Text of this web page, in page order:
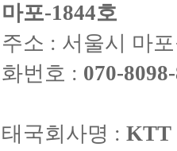
마포-1844호
주소 : 서울시 마
화번호 : 070-
태국회사명 : KTT